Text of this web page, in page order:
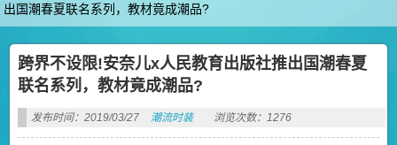
出国潮春夏联名系列，教材竟成潮品?
跨界不设限!安奈儿x人民教育出版社推出国潮春夏
联名系列，教材竟成潮品?
发布时间：2019/03/27 潮流时装 浏览次数：1276